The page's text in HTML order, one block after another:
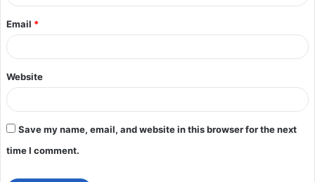
Email *
Website
Save my name, email, and website in this browser for the next
time I comment.